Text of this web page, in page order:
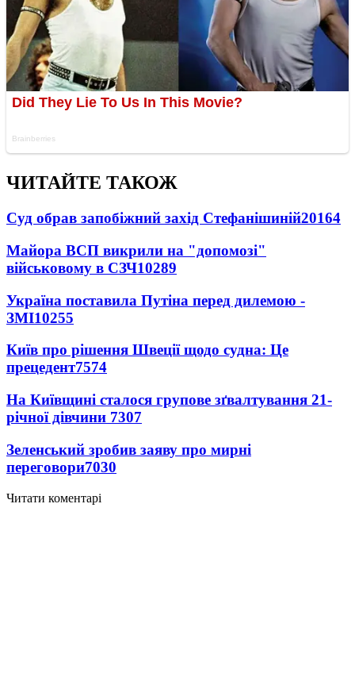
ЧИТАЙТЕ ТАКОЖ
Суд обрав запобіжний захід Стефанішиній20164
Майора ВСП викрили на "допомозі"
військовому в СЗЧ10289
Україна поставила Путіна перед дилемою -
ЗМІ10255
Київ про рішення Швеції щодо судна: Це
прецедент7574
На Київщині сталося групове зґвалтування 21-
річної дівчини 7307
Зеленський зробив заяву про мирні
переговори7030
Читати коментарі